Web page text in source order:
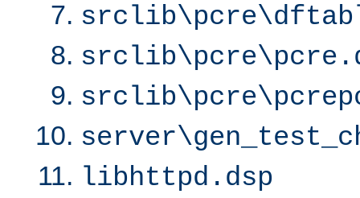
libhttpd.dsp